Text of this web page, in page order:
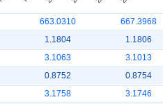
663.0310
667.3968
1.1804
1.1806
3.1063
3.1013
0.8752
0.8754
3.1758
3.1746